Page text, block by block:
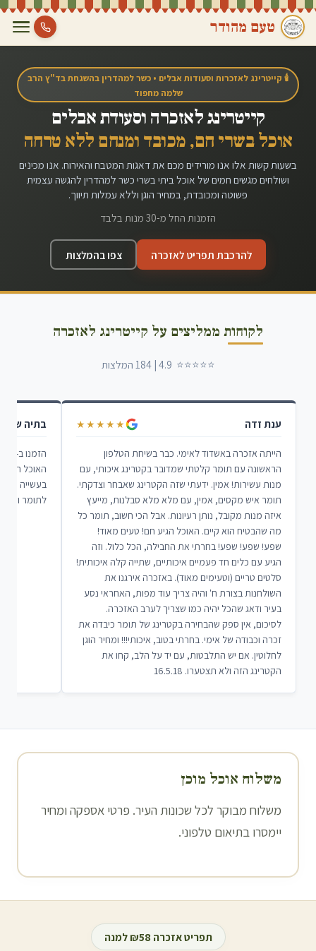
טעם מהודר
🕯️ קייטרינג לאזכרות וסעודות אבלים • כשר למהדרין בהשגחת בד"ץ הרב
שלמה מחפוד
קייטרינג לאזכרה וסעודת אבלים
אוכל בשרי חם, מכובד ומנחם ללא טרחה
בשעות קשות אלו אנו מורידים מכם את דאגות המטבח והאירוח. אנו מכינים
ושולחים מגשים חמים של אוכל ביתי בשרי כשר למהדרין להגשה עצמית
פשוטה ומכובדת, במחיר הוגן וללא עמלות תיווך.
הזמנות החל מ-30 מנות בלבד
להרכבת תפריט לאזכרה צפו בהמלצות
לקוחות ממליצים על קייטרינג לאזכרה
⭐⭐⭐⭐⭐ 4.9 | 184 המלצות
ענת זדה ★★★★★
הייתה אזכרה באשדוד לאימי. כבר בשיחת הטלפון
הראשונה עם תומר קלטתי שמדובר בקטרינג איכותי, עם
מנות עשירות! אמין. ידעתי שזה הקטרינג שאבחר וצדקתי.
תומר איש מקסים, אמין, עם מלא מלא סבלנות, מייעץ
איזה מנות מקובל, נותן רעיונות. אבל הכי חשוב, תומר כל
מה שהבטיח הוא קיים. האוכל הגיע חם! טעים מאוד!
שפע! שפע! שפע! בחרתי את החבילה, הכל כלול. וזה
הגיע עם כלים חד פעמיים איכותיים, שתייה קלה איכותית!
סלטים טריים (וטעימים מאוד). באזכרה אירגנו את
השולחנות בצורת ח' והיה צריך עוד מפות, האחראי נסע
בעיר ודאג שהכל יהיה כמו שצריך לערב האזכרה.
לסיכום, אין ספק שהבחירה בקטרינג של תומר כיבדה את
זכרה וכבודה של אימי. בחרתי בטוב, איכותי!!! ומחיר הוגן
לחלוטין. אם יש התלבטות, עם יד על הלב, קחו את
הקטרינג הזה ולא תצטערו. 16.5.18
בתיה
האוכל
בעשייה
לתומר
משלוח אוכל מוכן
משלוח מבוקר לכל שכונות העיר. פרטי אספקה ומחיר
יימסרו בתיאום טלפוני.
תפריט אזכרה ₪58 למנה